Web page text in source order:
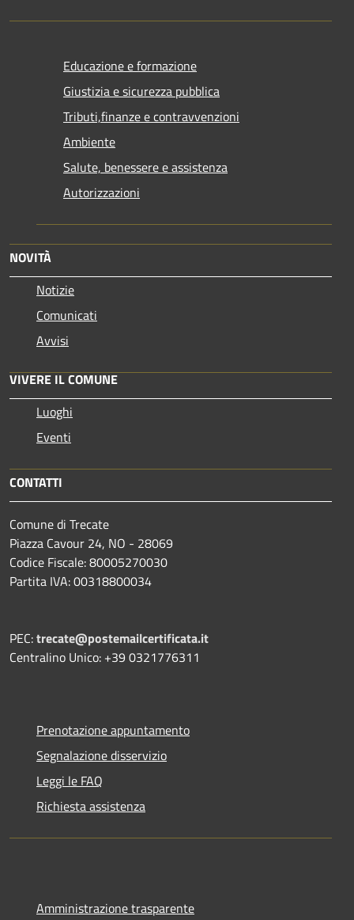
Educazione e formazione
Giustizia e sicurezza pubblica
Tributi,finanze e contravvenzioni
Ambiente
Salute, benessere e assistenza
Autorizzazioni
NOVITÀ
Notizie
Comunicati
Avvisi
VIVERE IL COMUNE
Luoghi
Eventi
CONTATTI
Comune di Trecate
Piazza Cavour 24, NO - 28069
Codice Fiscale: 80005270030
Partita IVA: 00318800034
PEC:trecate@postemailcertificata.it
Centralino Unico: +39 0321776311
Prenotazione appuntamento
Segnalazione disservizio
Leggi le FAQ
Richiesta assistenza
Amministrazione trasparente